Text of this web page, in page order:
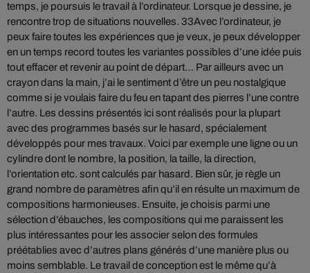
temps, je poursuis le travail à l’ordinateur. Lorsque je dessine, je
rencontre trop de situations nouvelles. 33Avec l’ordinateur, je
peux faire toutes les expériences que je veux, je peux développer
en un temps record toutes les variantes possibles d’une idée puis
tout effacer et revenir au point de départ… Par ailleurs avec un
crayon dans la main, j’ai le sentiment d’être un peu nostalgique
comme si je voulais faire du feu en tapant des pierres l’une contre
l’autre. Les dessins présentés ici sont réalisés pour la plupart
avec des programmes basés sur le hasard, spécialement
développés pour mes travaux. Voici par exemple une ligne ou un
cylindre dont le nombre, la position, la taille, la direction,
l’orientation etc. sont calculés par hasard. Bien sûr, je règle un
grand nombre de paramètres afin qu’il en résulte un maximum de
compositions harmonieuses. Ensuite, je choisis parmi une
sélection d’ébauches, les compositions qui me paraissent les
plus intéressantes pour les associer selon des formules
préétablies avec d’autres plans générés d’une manière plus ou
moins semblable. Le travail de conception est le même qu’à